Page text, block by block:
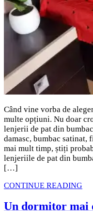
Când vine vorba de
multe opțiuni. Nu doar
lenjerii de pat din
damasc, bumbac
mai mult timp, știți
lenjeriile de pat din
[…]
CONTINUE READING
Un dormitor mai